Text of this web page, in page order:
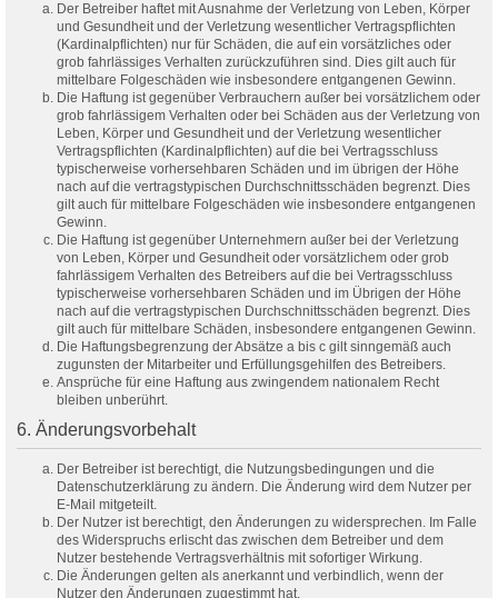
Der Betreiber haftet mit Ausnahme der Verletzung von Leben, Körper
und Gesundheit und der Verletzung wesentlicher Vertragspflichten
(Kardinalpflichten) nur für Schäden, die auf ein vorsätzliches oder
grob fahrlässiges Verhalten zurückzuführen sind. Dies gilt auch für
mittelbare Folgeschäden wie insbesondere entgangenen Gewinn.
Die Haftung ist gegenüber Verbrauchern außer bei vorsätzlichem oder
grob fahrlässigem Verhalten oder bei Schäden aus der Verletzung von
Leben, Körper und Gesundheit und der Verletzung wesentlicher
Vertragspflichten (Kardinalpflichten) auf die bei Vertragsschluss
typischerweise vorhersehbaren Schäden und im übrigen der Höhe
nach auf die vertragstypischen Durchschnittsschäden begrenzt. Dies
gilt auch für mittelbare Folgeschäden wie insbesondere entgangenen
Gewinn.
Die Haftung ist gegenüber Unternehmern außer bei der Verletzung
von Leben, Körper und Gesundheit oder vorsätzlichem oder grob
fahrlässigem Verhalten des Betreibers auf die bei Vertragsschluss
typischerweise vorhersehbaren Schäden und im Übrigen der Höhe
nach auf die vertragstypischen Durchschnittsschäden begrenzt. Dies
gilt auch für mittelbare Schäden, insbesondere entgangenen Gewinn.
Die Haftungsbegrenzung der Absätze a bis c gilt sinngemäß auch
zugunsten der Mitarbeiter und Erfüllungsgehilfen des Betreibers.
Ansprüche für eine Haftung aus zwingendem nationalem Recht
bleiben unberührt.
6. Änderungsvorbehalt
Der Betreiber ist berechtigt, die Nutzungsbedingungen und die
Datenschutzerklärung zu ändern. Die Änderung wird dem Nutzer per
E-Mail mitgeteilt.
Der Nutzer ist berechtigt, den Änderungen zu widersprechen. Im Falle
des Widerspruchs erlischt das zwischen dem Betreiber und dem
Nutzer bestehende Vertragsverhältnis mit sofortiger Wirkung.
Die Änderungen gelten als anerkannt und verbindlich, wenn der
Nutzer den Änderungen zugestimmt hat.